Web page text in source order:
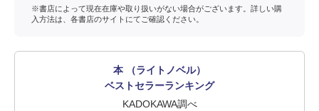
※書店によって現在在庫や取り扱いがない場合がございます。詳しい購
入方法は、各書店のサイトにてご確認ください。
本 （ライトノベル）
ベストセラーランキング
KADOKAWA調べ